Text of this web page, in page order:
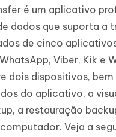
é um aplicativo
dados que suporta a
de cinco
Viber, Kik e
dois dispositivos,
do aplicativo, a
a restauração
Veja a